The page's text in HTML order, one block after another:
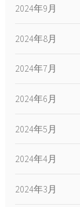
2024年9月
2024年8月
2024年7月
2024年6月
2024年5月
2024年4月
2024年3月